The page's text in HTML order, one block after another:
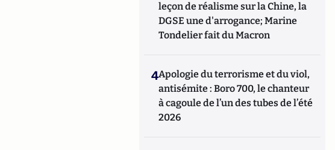
leçon de réalisme sur la Chine, la
DGSE une d'arrogance; Marine
Tondelier fait du Macron
4Apologie du terrorisme et du viol,
antisémite : Boro 700, le chanteur
à cagoule de l’un des tubes de l’été
2026